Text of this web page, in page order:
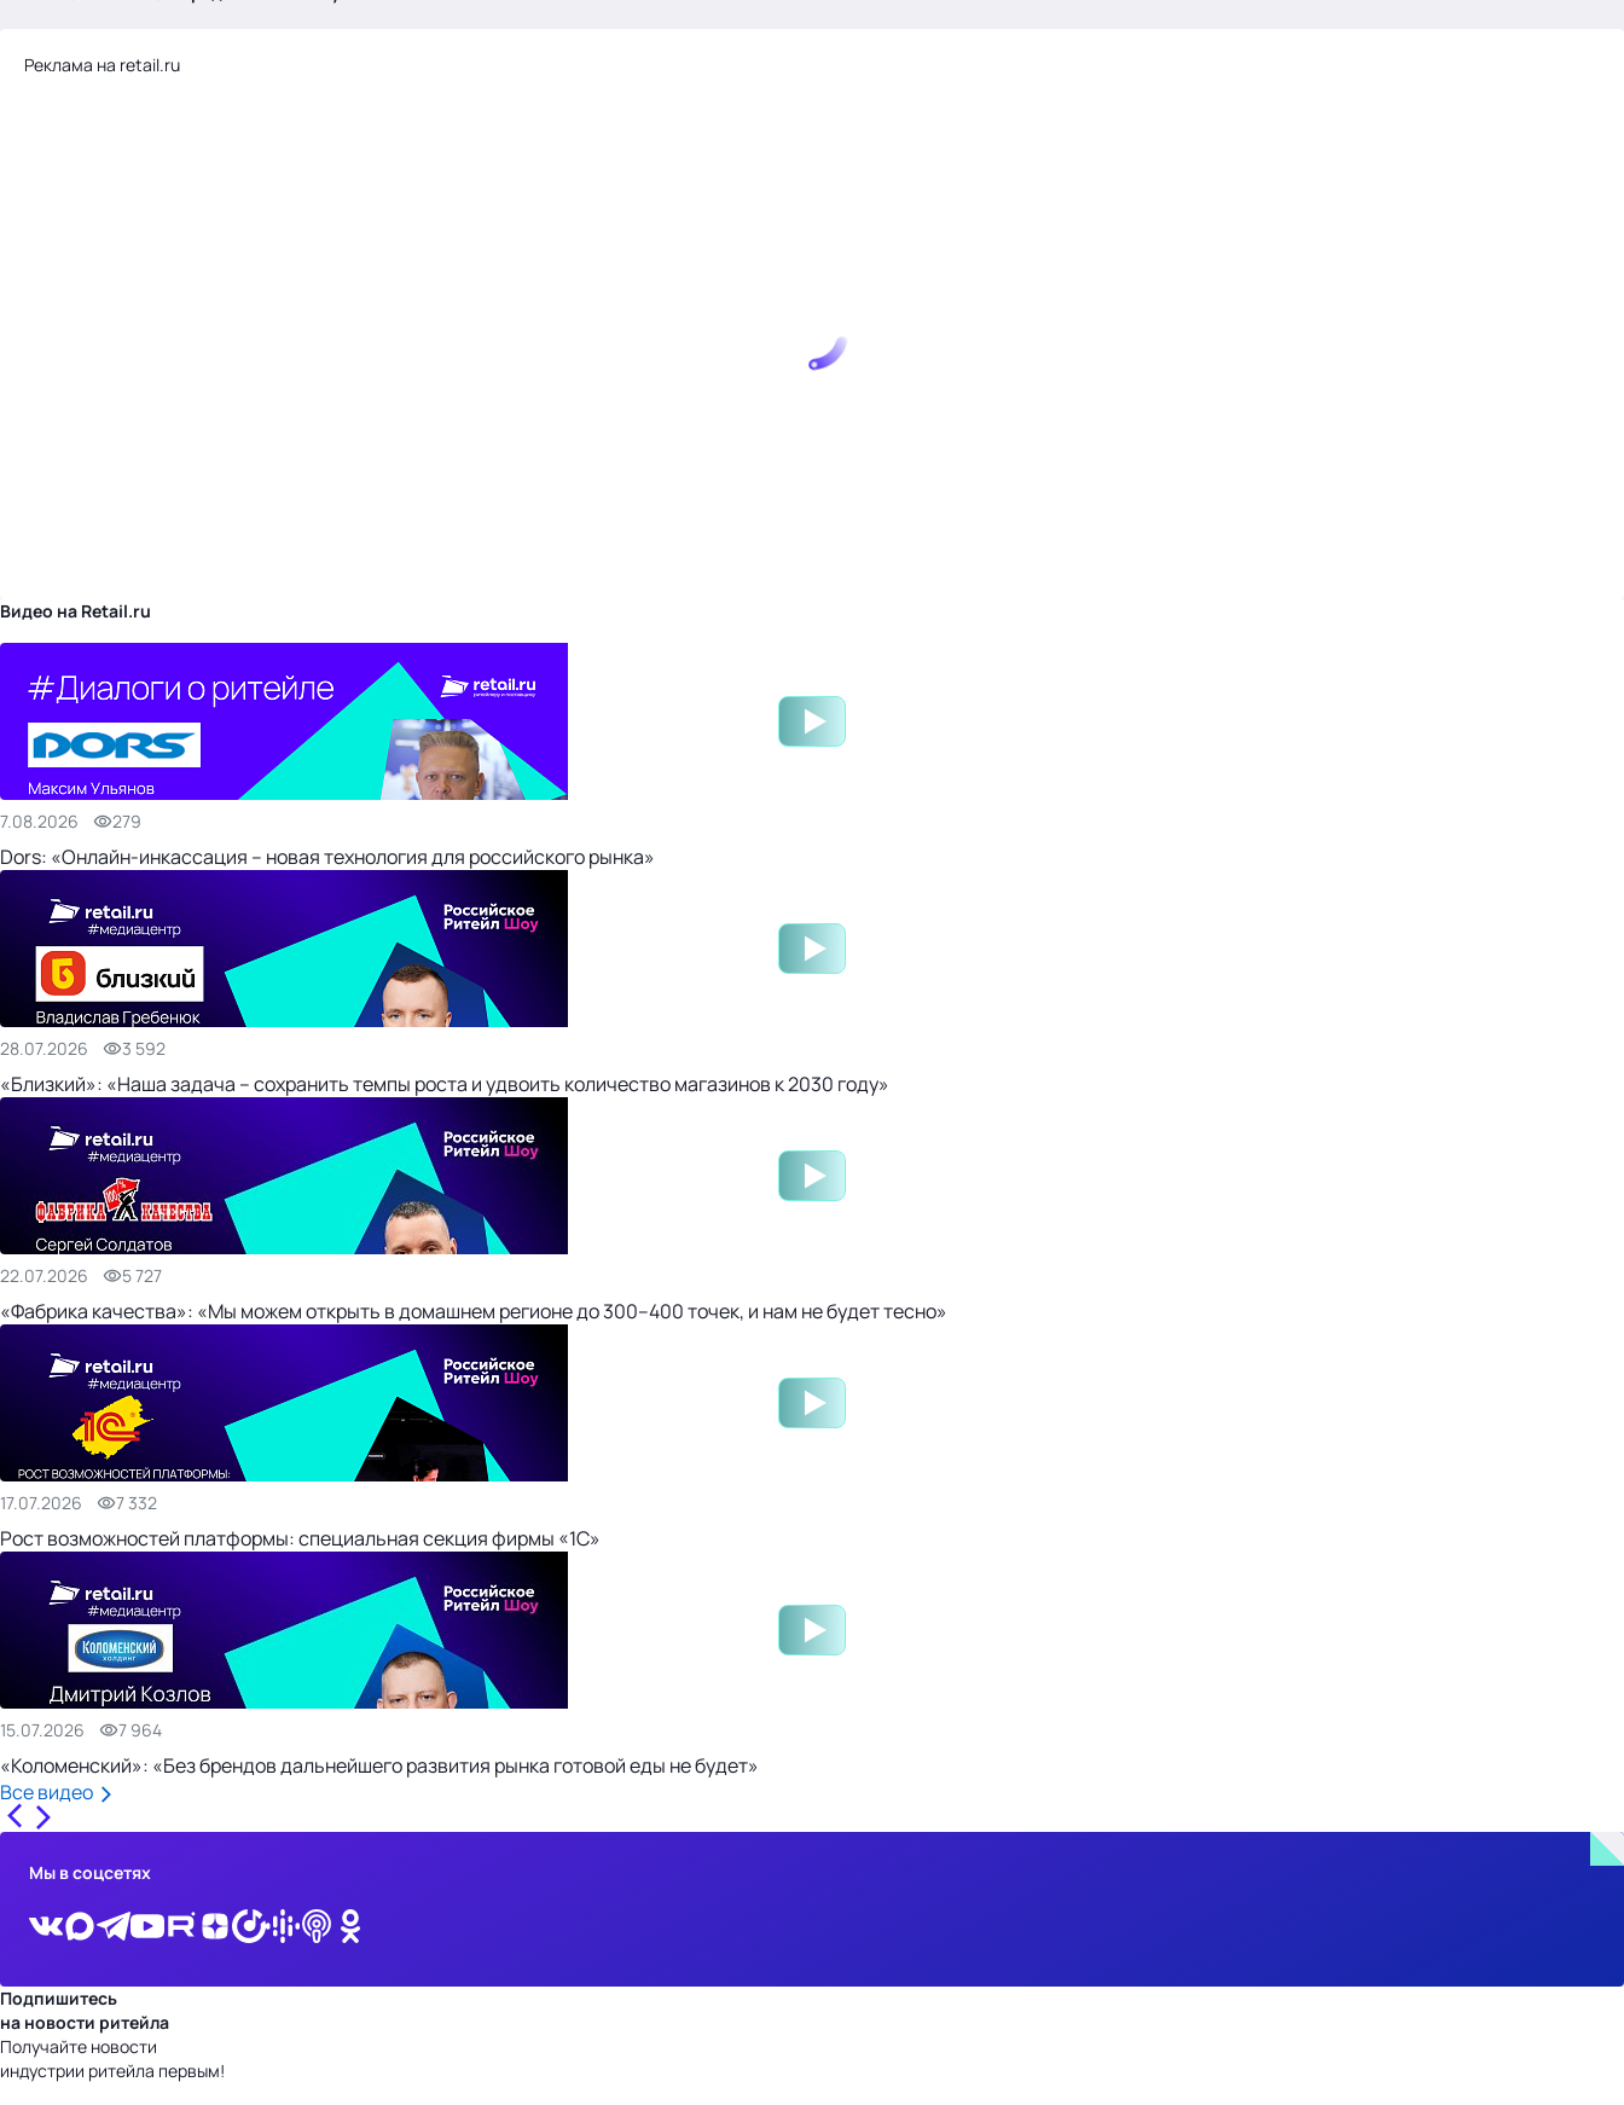
Реклама на retail.ru
Видео на Retail.ru
7.08.2026 279
Dors: «Онлайн-инкассация – новая технология для российского рынка»
28.07.2026 3 592
«Близкий»: «Наша задача – сохранить темпы роста и удвоить количество магазинов к 2030 году»
22.07.2026 5 727
«Фабрика качества»: «Мы можем открыть в домашнем регионе до 300–400 точек, и нам не будет тесно»
17.07.2026 7 332
Рост возможностей платформы: специальная секция фирмы «1С»
15.07.2026 7 964
«Коломенский»: «Без брендов дальнейшего развития рынка готовой еды не будет»
Все видео
Мы в соцсетях
Подпишитесь
на новости ритейла
Получайте новости
индустрии ритейла первым!